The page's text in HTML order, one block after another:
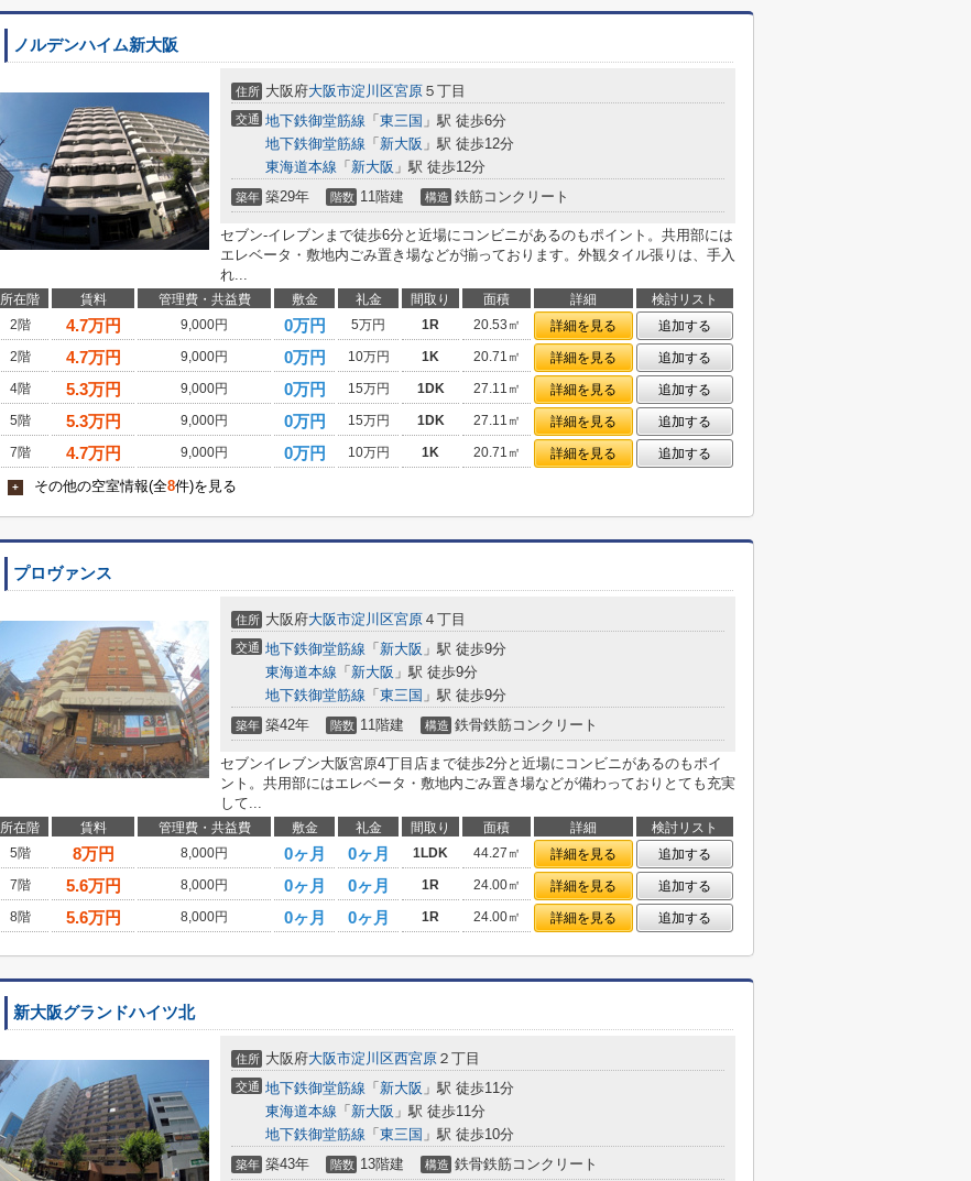
ノルデンハイム新大阪
住所 大阪府大阪市淀川区宮原 ５丁目
交通 地下鉄御堂筋線 「 東三国 」駅 徒歩6分
地下鉄御堂筋線 「 新大阪 」駅 徒歩12分
東海道本線 「 新大阪 」駅 徒歩12分
築年 築29年 階数 11階建 構造 鉄筋コンクリート
セブン-イレブンまで徒歩6分と近場にコンビニがあるのもポイント。共用部には
エレベータ・敷地内ごみ置き場などが揃っております。外観タイル張りは、手入
れ...
所在階 賃料 管理費・共益費 敷金 礼金 間取り 面積 詳細
検討リスト
2階
4.7万円 9,000円 0万円 5万円 1R 20.53㎡ 詳細を見る
追加する
2階
4.7万円 9,000円 0万円 10万円 1K 20.71㎡ 詳細を見る
追加する
4階
5.3万円 9,000円 0万円 15万円 1DK 27.11㎡ 詳細を見る
追加する
5階
5.3万円 9,000円 0万円 15万円 1DK 27.11㎡ 詳細を見る
追加する
7階
4.7万円 9,000円 0万円 10万円 1K 20.71㎡ 詳細を見る 追加する
+ その他の空室情報(全8件)を見る
プロヴァンス
住所 大阪府大阪市淀川区宮原 ４丁目
交通 地下鉄御堂筋線 「 新大阪 」駅 徒歩9分
東海道本線 「 新大阪 」駅 徒歩9分
地下鉄御堂筋線 「 東三国 」駅 徒歩9分
築年 築42年 階数 11階建 構造 鉄骨鉄筋コンクリート
セブンイレブン大阪宮原4丁目店まで徒歩2分と近場にコンビニがあるのもポイ
ント。共用部にはエレベータ・敷地内ごみ置き場などが備わっておりとても充実
して...
所在階 賃料 管理費・共益費 敷金 礼金 間取り 面積 詳細
検討リスト
5階
8万円 8,000円 0ヶ月 0ヶ月 1LDK 44.27㎡ 詳細を見る
追加する
7階
5.6万円 8,000円 0ヶ月 0ヶ月 1R 24.00㎡ 詳細を見る
追加する
8階
5.6万円 8,000円 0ヶ月 0ヶ月 1R 24.00㎡ 詳細を見る 追加する
新大阪グランドハイツ北
住所 大阪府大阪市淀川区西宮原 ２丁目
交通 地下鉄御堂筋線 「 新大阪 」駅 徒歩11分
東海道本線 「 新大阪 」駅 徒歩11分
地下鉄御堂筋線 「 東三国 」駅 徒歩10分
築年 築43年 階数 13階建 構造 鉄骨鉄筋コンクリート